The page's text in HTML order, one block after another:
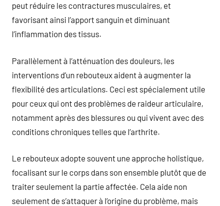
peut réduire les contractures musculaires, et
favorisant ainsi l’apport sanguin et diminuant
l’inflammation des tissus.
Parallèlement à l’atténuation des douleurs, les
interventions d’un rebouteux aident à augmenter la
flexibilité des articulations. Ceci est spécialement utile
pour ceux qui ont des problèmes de raideur articulaire,
notamment après des blessures ou qui vivent avec des
conditions chroniques telles que l’arthrite.
Le rebouteux adopte souvent une approche holistique,
focalisant sur le corps dans son ensemble plutôt que de
traiter seulement la partie affectée. Cela aide non
seulement de s’attaquer à l’origine du problème, mais